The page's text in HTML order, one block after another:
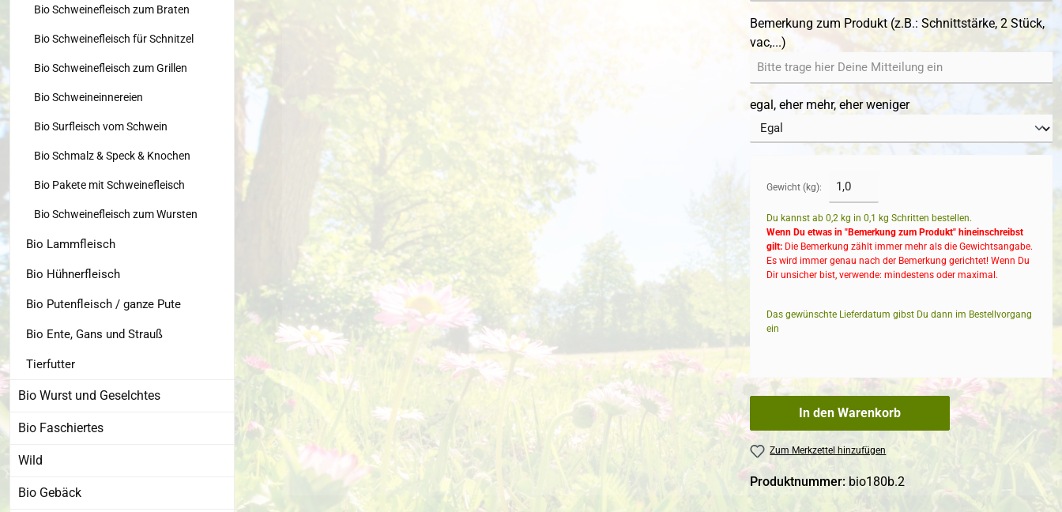
Bio Schweinefleisch zum Braten
Bio Schweinefleisch für Schnitzel
Bio Schweinefleisch zum Grillen
Bio Schweineinnereien
Bio Surfleisch vom Schwein
Bio Schmalz & Speck & Knochen
Bio Pakete mit Schweinefleisch
Bio Schweinefleisch zum Wursten
Bio Lammfleisch
Bio Hühnerfleisch
Bio Putenfleisch / ganze Pute
Bio Ente, Gans und Strauß
Tierfutter
Bio Wurst und Geselchtes
Bio Faschiertes
Wild
Bio Gebäck
Bemerkung zum Produkt (z.B.: Schnittstärke, 2 Stück,
vac,...)
egal, eher mehr, eher weniger
Gewicht (kg):
Du kannst ab 0,2 kg in0,1 kg Schritten bestellen.
Wenn Du etwas in "Bemerkung zum Produkt" hineinschreibst
gilt: Die Bemerkung zählt immer mehr als die Gewichtsangabe.
Es wird immer genau nach der Bemerkung gerichtet! Wenn Du
Dir unsicher bist, verwende: mindestens oder maximal.
Das gewünschte Lieferdatum gibst Du dann im Bestellvorgang
ein
In den Warenkorb
Zum Merkzettel hinzufügen
Produktnummer: bio180b.2